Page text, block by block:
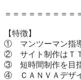
＝＝＝＝＝＝＝＝＝
【特徴】
①　マンツーマン指
②　サイト制作はＴ
③　短時間制作を目
④　ＣＡＮＶＡデザ